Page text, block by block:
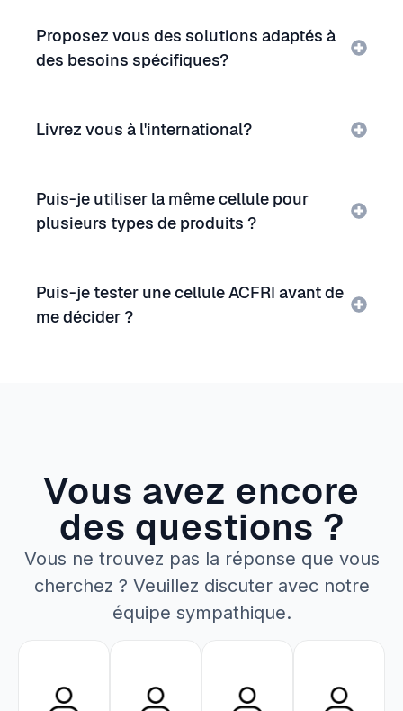
Proposez vous des solutions adaptés à
des besoins spécifiques?
Livrez vous à l'international?
Puis-je utiliser la même cellule pour
plusieurs types de produits ?
Puis-je tester une cellule ACFRI avant de
me décider ?
Vous avez encore
des questions ?
Vous ne trouvez pas la réponse que vous
cherchez ? Veuillez discuter avec notre
équipe sympathique.